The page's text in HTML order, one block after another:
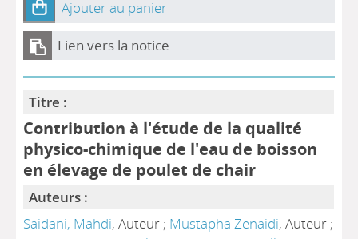
Ajouter au panier
Lien vers la notice
Titre :
Contribution à l'étude de la qualité
physico-chimique de l'eau de boisson
en élevage de poulet de chair
Auteurs :
Saidani, Mahdi, Auteur ; Mustapha Zenaidi, Auteur ;